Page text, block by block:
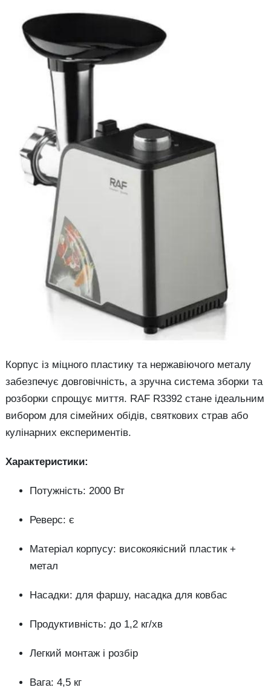
Корпус із міцного пластику та нержавіючого металу
забезпечує довговічність, а зручна система зборки та
розборки спрощує миття. RAF R3392 стане ідеальним
вибором для сімейних обідів, святкових страв або
кулінарних експериментів.
Характеристики:
Потужність: 2000 Вт
Реверс: є
Матеріал корпусу: високоякісний пластик +
метал
Насадки: для фаршу, насадка для ковбас
Продуктивність: до 1,2 кг/хв
Легкий монтаж і розбір
Вага: 4,5 кг